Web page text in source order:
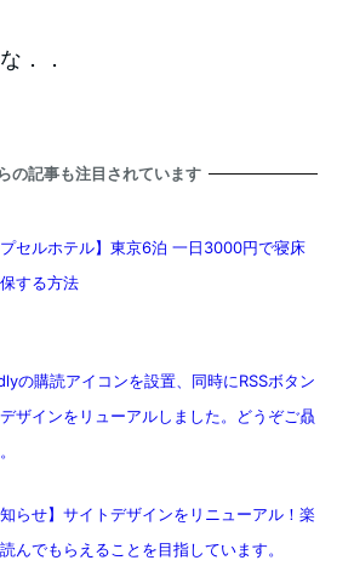
．．
の記事も注目されています
プセルホテル】東京6泊 一日3000円で寝床
する方法
の購読アイコンを設置、同時にRSSボタン
ザインをリューアルしました。どうぞご贔
知らせ】サイトデザインをリニューアル！楽
んでもらえることを目指しています。